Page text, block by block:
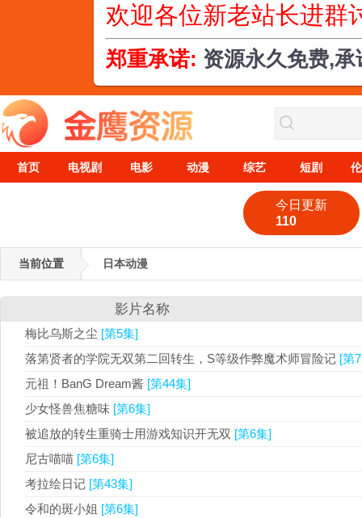
欢迎各位新老站长进群
郑重承诺: 资源永久免费,
首页 电视剧 电影 动漫 综艺 短剧
今日更新
110
当前位置 日本动漫
影片名称
梅比乌斯之尘 [第5集]
落第贤者的学院无双第二回转生，S等级作弊魔术师冒险记 [第
元祖！BanG Dream酱 [第44集]
少女怪兽焦糖味 [第6集]
被追放的转生重骑士用游戏知识开无双 [第6集]
尼古喵喵 [第6集]
考拉绘日记 [第43集]
令和的斑小姐 [第6集]